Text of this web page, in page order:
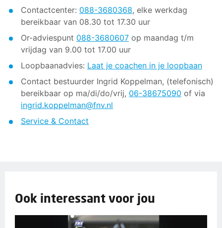
Contactcenter: 088-3680368, elke werkdag
bereikbaar van 08.30 tot 17.30 uur
Or-adviespunt 088-3680607 op maandag t/m
vrijdag van 9.00 tot 17.00 uur
Loopbaanadvies: Laat je coachen in je loopbaan
Contact bestuurder Ingrid Koppelman, (telefonisch)
bereikbaar op ma/di/do/vrij, 06-38675090 of via
ingrid.koppelman@fnv.nl
Service & Contact
Ook interessant voor jou